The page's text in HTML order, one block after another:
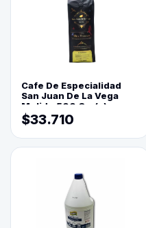
Cafe De Especialidad
San Juan De La Vega
Molido 500 Grs(=)
$33.710